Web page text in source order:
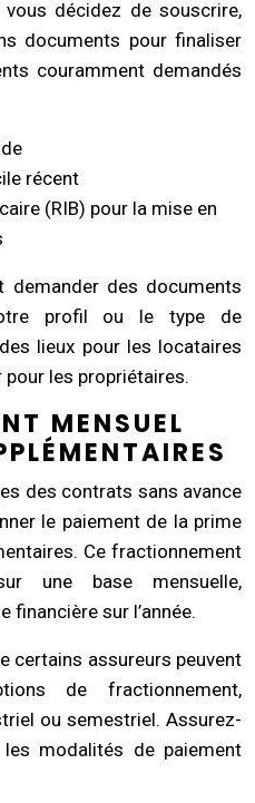
décidez de souscrire,
documents pour finaliser
couramment demandés
récent
(RIB) pour la mise en
demander des documents
profil ou le type de
lieux pour les locataires
les propriétaires.
MENSUEL
des contrats sans avance
le paiement de la prime
Ce fractionnement
une base mensuelle,
financière sur l’année.
certains assureurs peuvent
de fractionnement,
ou semestriel. Assurez-
modalités de paiement